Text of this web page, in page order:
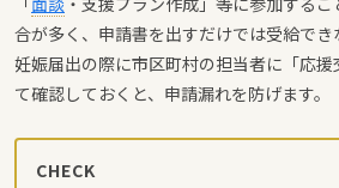
合が多く、申請書を出すだけでは受給でき
妊娠届出の際に市区町村の担当者に「応
て確認しておくと、申請漏れを防げます。
CHECK